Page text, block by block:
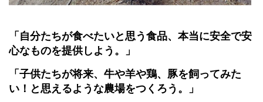
「自分たちが食べたいと思う食品、本当に安全で安
心なものを提供しよう。」
「子供たちが将来、牛や羊や鶏、豚を飼ってみた
い！と思えるような農場をつくろう。」